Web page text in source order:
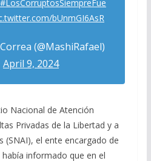
#LosCorruptosSiempreFue
bUnmGI6AsR
(@MashiRafael)
April 9, 2024
Nacional de Atención
Privadas de la Libertad y a
(SNAI), el ente encargado de
informado que en el